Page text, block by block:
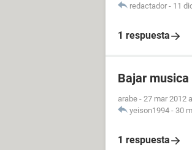
redactador - 11
1 respuesta
Bajar musica
arabe - 27 mar 2012
yeison1994 - 30
1 respuesta